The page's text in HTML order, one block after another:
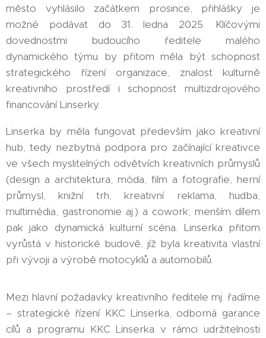
město vyhlásilo začátkem prosince, přihlášky je
možné podávat do 31. ledna 2025. Klíčovými
dovednostmi budoucího ředitele malého
dynamického týmu by přitom měla být schopnost
strategického řízení organizace, znalost kulturně
kreativního prostředí i schopnost multizdrojového
financování Linserky.
Linserka by měla fungovat především jako kreativní
hub, tedy nezbytná podpora pro začínající kreativce
ve všech myslitelných odvětvích kreativních průmyslů
(design a architektura, móda, film a fotografie, herní
průmysl, knižní trh, kreativní reklama, hudba,
multimédia, gastronomie aj.) a cowork; menším dílem
pak jako dynamická kulturní scéna. Linserka přitom
vyrůstá v historické budově, jíž byla kreativita vlastní
při vývoji a výrobě motocyklů a automobilů.
Mezi hlavní požadavky kreativního ředitele mj. řadíme
– strategické řízení KKC Linserka, odborná garance
cílů a programu KKC Linserka v rámci udržitelnosti